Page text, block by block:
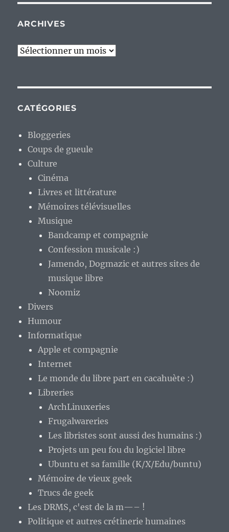
ARCHIVES
Archives
CATÉGORIES
Bloggeries
Coups de gueule
Culture
Cinéma
Livres et littérature
Mémoires télévisuelles
Musique
Bandcamp et compagnie
Confession musicale :)
Jamendo, Dogmazic et autres sites de
musique libre
Noomiz
Divers
Humour
Informatique
Apple et compagnie
Internet
Le monde du libre part en cacahuète :)
Libreries
ArchLinuxeries
Frugalwareries
Les libristes sont aussi des humains :)
Projets un peu fou du logiciel libre
Ubuntu et sa famille (K/X/Edu/buntu)
Mémoire de vieux geek
Trucs de geek
Les DRMS, c'est de la m—– !
Politique et autres crétinerie humaines